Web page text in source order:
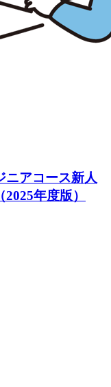
アコース新人
年度版）